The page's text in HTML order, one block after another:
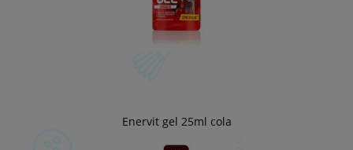
Enervit gel 25ml cola